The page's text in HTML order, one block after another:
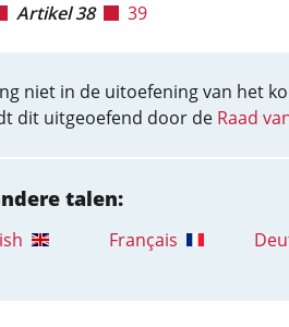
Artikel 38 39
niet in de uitoefening van het
dit uitgeoefend door de Raad
talen:
Français